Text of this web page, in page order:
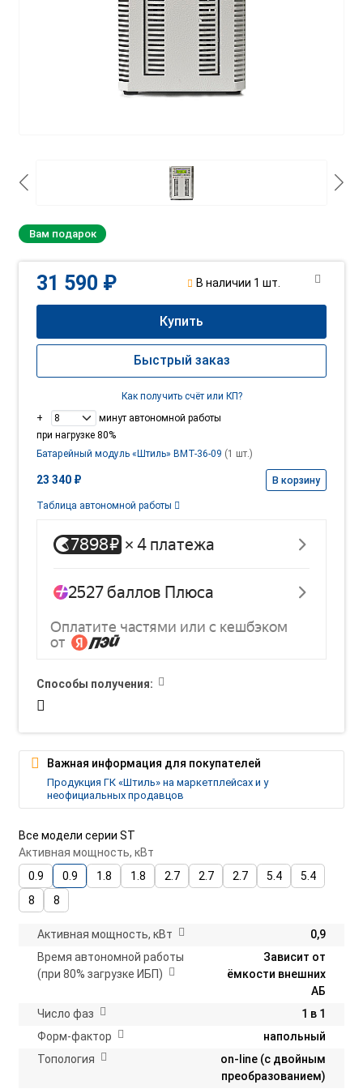
Все модели серии ST
Активная мощность, кВт
0.9
0.9 1.8 1.8 2.7 2.7 2.7 5.4
5.4
8
8
Активная мощность, кВт
0,9
Время автономной работы
(при 80% загрузке ИБП)
Зависит от
ёмкости внешних
АБ
Число фаз
1 в 1
Форм-фактор
напольный
Топология
on-line (с двойным
преобразованием)
Вам подарок
31 590 ₽ В наличии 1 шт.
Купить
Быстрый заказ
Как получить счёт или КП?
+
минут автономной работы
при нагрузке 80%
Батарейный модуль «Штиль» BMT-36-09 (1 шт.)
23 340 ₽ В корзину
Таблица автономной работы
Способы получения:
Важная информация для покупателей
Продукция ГК «Штиль» на маркетплейсах и у
неофициальных продавцов